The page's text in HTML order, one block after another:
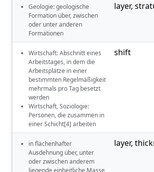
Geologie: geologische
Formation über, zwischen
oder unter anderen
Formationen
layer,
Wirtschaft: Abschnitt eines
Arbeitstages, in dem die
Arbeitsplätze in einer
bestimmten Regelmäßigkeit
mehrmals pro Tag besetzt
werden
Wirtschaft, Soziologie:
Personen, die zusammen in
einer Schicht[4] arbeiten
shift
in flächenhafter
Ausdehnung über, unter
oder zwischen anderem
layer,